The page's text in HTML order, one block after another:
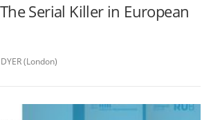
Serial Killer in European
(London)